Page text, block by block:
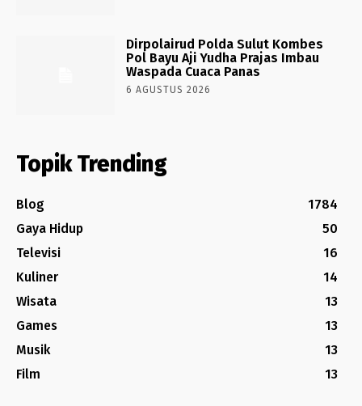
Dirpolairud Polda Sulut Kombes
Pol Bayu Aji Yudha Prajas Imbau
Waspada Cuaca Panas
6 AGUSTUS 2026
Topik Trending
Blog
1784
Gaya Hidup
50
Televisi
16
Kuliner
14
Wisata
13
Games
13
Musik
13
Film
13